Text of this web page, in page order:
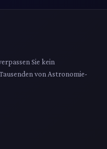
Sie kein
von Astronomie-